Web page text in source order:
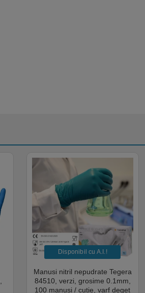
Disponibil cu A.I.​!
Manusi nitril nepudrate Tegera
84510, verzi, grosime 0.1mm,
100 manusi / cutie, varf deget